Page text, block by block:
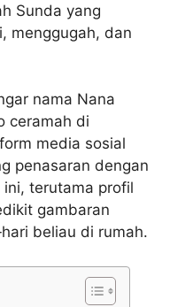
Sunda yang
menggugah, dan
nama Nana
ceramah di
media sosial
penasaran dengan
terutama profil
gambaran
beliau di rumah.